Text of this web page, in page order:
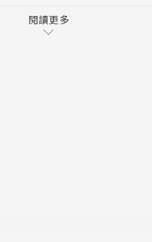
右，他都甘之如飴。
局。
閱讀更多